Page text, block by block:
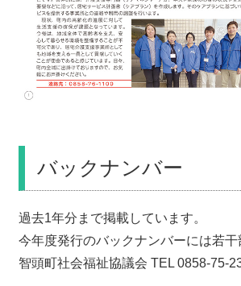
バックナンバー
過去1年分まで掲載しています。
今年度発行のバックナンバーには若
智頭町社会福祉協議会 TEL 0858-75-